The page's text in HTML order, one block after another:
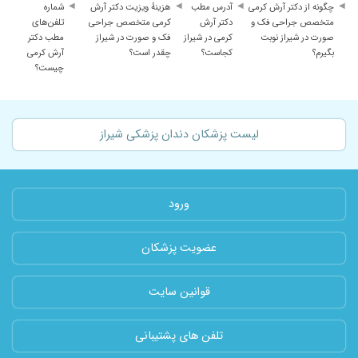
چگونه از دکتر آرش کرمی
متخصص جراحی فک و
صورت در شیراز نوبت
بگیرم؟
آدرس مطب
دکتر آرش
کرمی در شیراز
کجاست؟
هزینهٔ ویزیت دکتر آرش
کرمی متخصص جراحی
فک و صورت در شیراز
چقدر است؟
شماره
تلفن‌های
مطب دکتر
آرش کرمی
چیست؟
لیست پزشکان دندان پزشکی شیراز
ورود
عضویت پزشکان
قوانین سایت
تلفن های پشتیبانی